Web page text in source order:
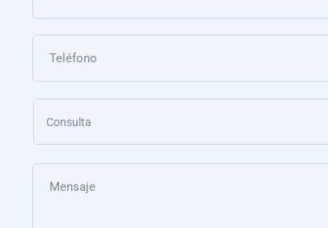
Consulta